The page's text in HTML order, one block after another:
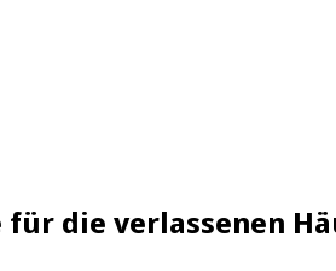
für die verlassenen